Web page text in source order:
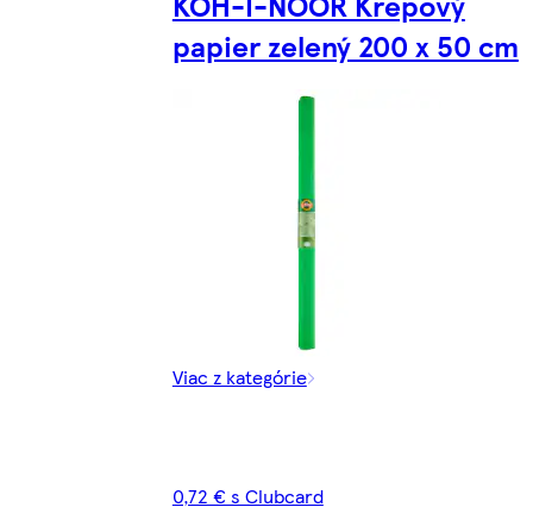
papier zelený 200 x 50 cm
Viac z kategórie
0,72 € s Clubcard